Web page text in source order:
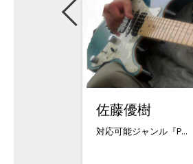
佐藤優樹
対応可能ジャンル『P...